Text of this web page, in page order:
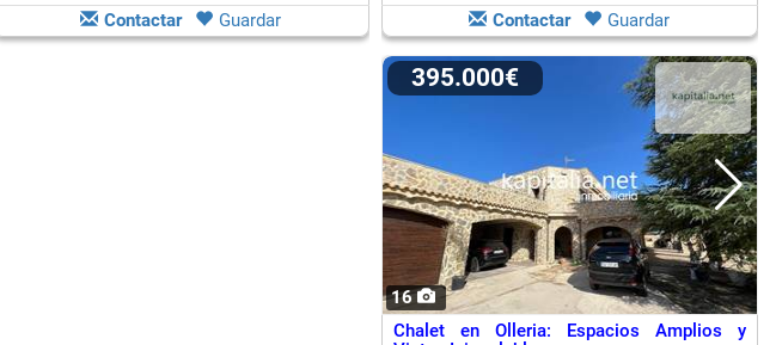
Contactar Guardar Contactar Guardar
16
395.000€
Chalet en Olleria: Espacios Amplios y